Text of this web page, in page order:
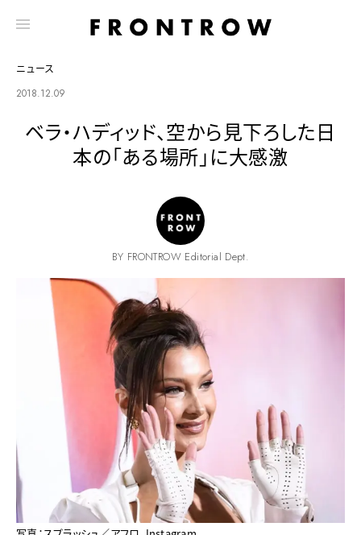
ニュース
2018.12.09
ベラ・ハディッド、空から見下ろした日
本の「ある場所」に大感激
BY FRONTROW Editorial Dept.